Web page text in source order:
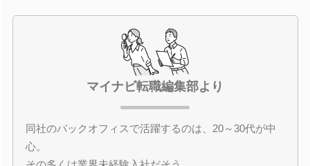
マイナビ転職編集部より
同社のバックオフィスで活躍するのは、20～30代が中
心。